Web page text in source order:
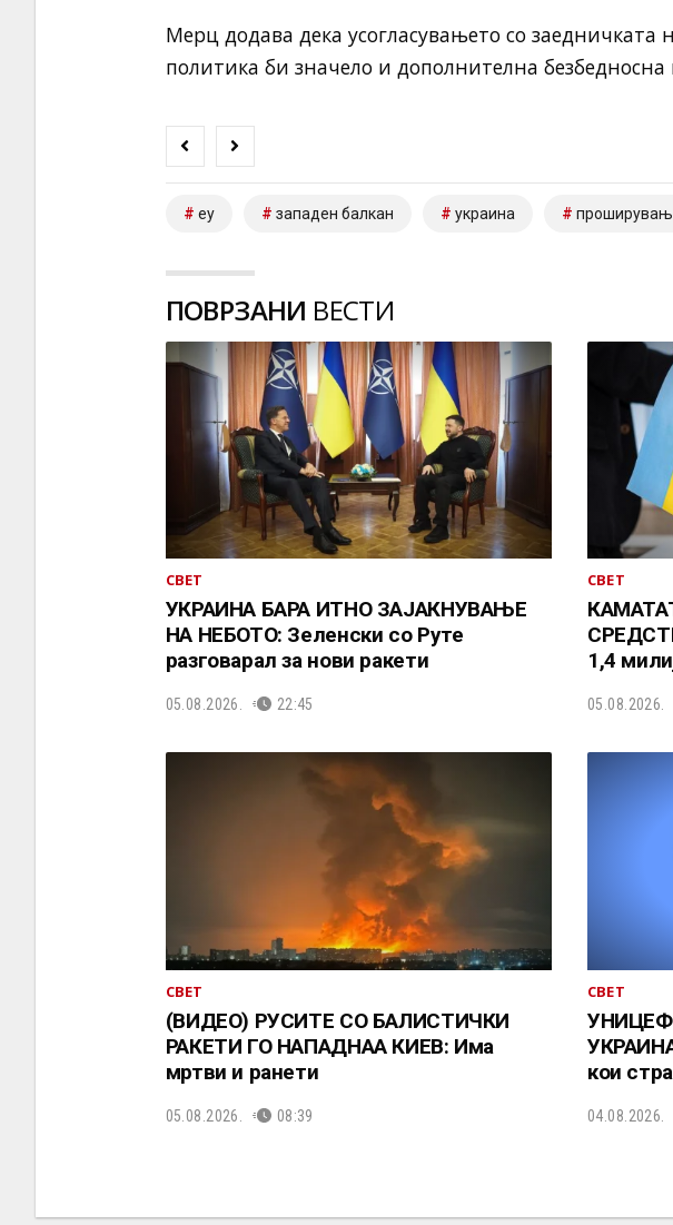
Мерц додава дека усогласувањето со
политика би значело и дополнителна безбедносна
еу западен балкан украина
ПОВРЗАНИ ВЕСТИ
СВЕТ
УКРАИНА БАРА ИТНО ЗАЈАКНУВАЊЕ
НА НЕБОТО: Зеленски со Руте
разговарал за нови ракети
05.08.2026. 22:45
СВЕТ
1,4
05.08.2026.
СВЕТ
(ВИДЕО) РУСИТЕ СО БАЛИСТИЧКИ
РАКЕТИ ГО НАПАДНАА КИЕВ: Има
мртви и ранети
05.08.2026. 08:39
СВЕТ
кои
04.08.2026.